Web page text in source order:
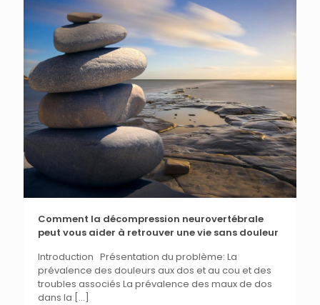
Comment la décompression neurovertébrale
peut vous aider à retrouver une vie sans douleur
Introduction Présentation du problème: La
prévalence des douleurs aux dos et au cou et des
troubles associés La prévalence des maux de dos
dans la […]